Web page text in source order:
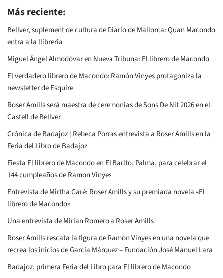
Más reciente:
Bellver, suplement de cultura de Diario de Mallorca: Quan Macondo
entra a la llibreria
Miguel Ángel Almodóvar en Nueva Tribuna: El librero de Macondo
El verdadero librero de Macondo: Ramón Vinyes protagoniza la
newsletter de Esquire
Roser Amills será maestra de ceremonias de Sons De Nit 2026 en el
Castell de Bellver
Crónica de Badajoz | Rebeca Porras entrevista a Roser Amills en la
Feria del Libro de Badajoz
Fiesta El librero de Macondo en El Barito, Palma, para celebrar el
144 cumpleaños de Ramon Vinyes
Entrevista de Mirtha Caré: Roser Amills y su premiada novela «El
librero de Macondo»
Una entrevista de Mirian Romero a Roser Amills
Roser Amills rescata la figura de Ramón Vinyes en una novela que
recrea los inicios de García Márquez – Fundación José Manuel Lara
Badajoz, primera Feria del Libro para El librero de Macondo